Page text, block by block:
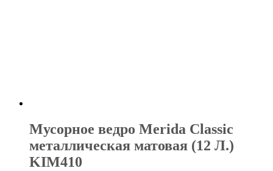
Мусорное ведро Merida Classic
металлическая матовая (12 Л.)
KIM410